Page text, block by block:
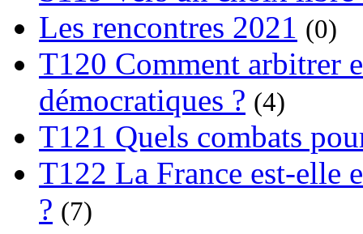
Les rencontres 2021 (0)
T120 Comment arbitrer
démocratiques ? (4)
T121 Quels combats
T122 La France est-elle
? (7)